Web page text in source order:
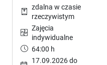
zdalna w czasie
rzeczywistym
Zajęcia
indywidualne
64:00 h
17.09.2026 do